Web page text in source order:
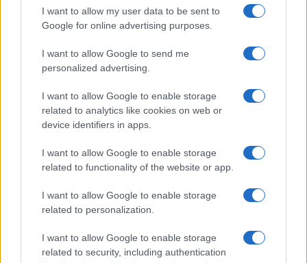
I want to allow my user data to be sent to
Google for online advertising purposes.
I want to allow Google to send me
personalized advertising.
I want to allow Google to enable storage
related to analytics like cookies on web or
device identifiers in apps.
I want to allow Google to enable storage
related to functionality of the website or app.
I want to allow Google to enable storage
related to personalization.
I want to allow Google to enable storage
related to security, including authentication
Fondazione Milano Cortina: debiti da un miliardo e il
sostegno pubblico
MILANOCORTINA26 (I LUOGHI)